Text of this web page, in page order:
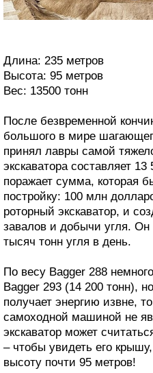
Длина: 235 метров
Высота: 95 метров
Вес: 13500 тонн
После безвременной
большого в мире
принял лавры самой
экскаватора составляет
поражает сумма, которая
постройку: 100 млн
роторный экскаватор, и
завалов и добычи угля.
тысяч тонн угля в день.
По весу Bagger 288
Bagger 293 (14 200 тонн),
получает энергию извне,
самоходной машиной не
экскаватор может
– чтобы увидеть его
высоту почти 95 метров!